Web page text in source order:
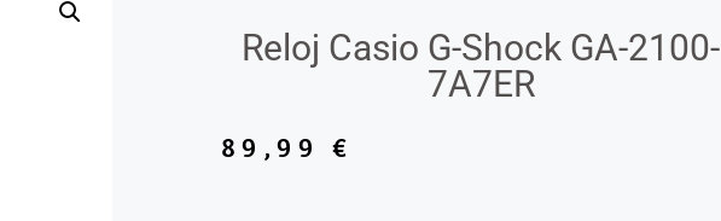
Reloj Casio G-Shock GA-2100-
7A7ER
89,99€